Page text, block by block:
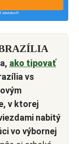
závislosť!
ako tipovať
vs
v ktorej
nabitý
vo výbornej